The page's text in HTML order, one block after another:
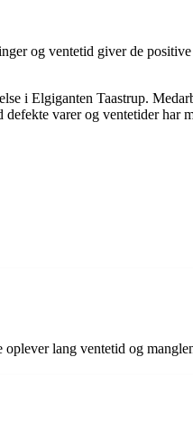
og ventetid giver de
i Elgiganten Taastrup.
varer og ventetider har
lang ventetid og